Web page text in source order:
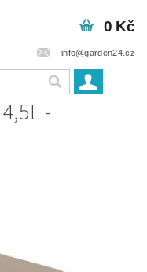
info@garden24.cz
0 Kč
-